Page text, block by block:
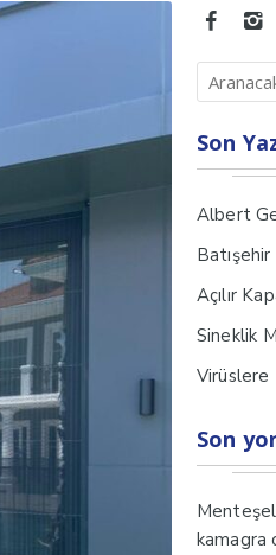
Son
Albert
Açılır
Sineklik
Virüslere
Son
kamagra